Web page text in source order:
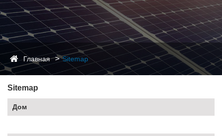
Главная Sitemap
Sitemap
Дом